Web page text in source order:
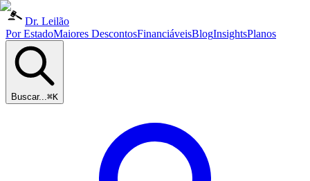
Dr. Leilão
Por EstadoMaiores DescontosFinanciáveisBlogInsightsPlanos
Buscar...⌘K